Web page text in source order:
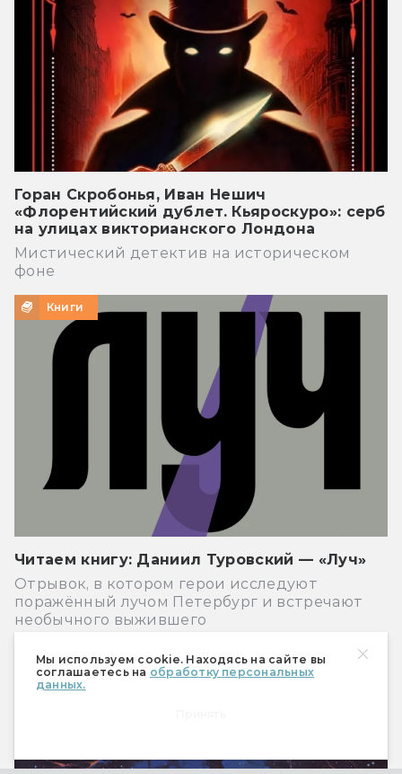
Мы используем cookie. Находясь на сайте вы
соглашаетесь на обработку персональных
данных.
Горан Скробонья, Иван Нешич
«Флорентийский дублет. Кьяроскуро»: серб
на улицах викторианского Лондона
Мистический детектив на историческом
фоне
Книги
Читаем книгу: Даниил Туровский — «Луч»
Отрывок, в котором герои исследуют
поражённый лучом Петербург и встречают
необычного выжившего
Книги